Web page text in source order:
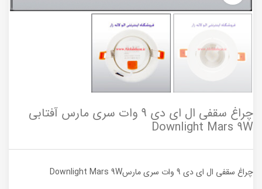
چراغ سقفی ال ای دی 9 وات سری مارس آفتابی
Downlight Mars 9W
چراغ سقفی ال ای دی 9 وات سری مارسDownlight Mars 9W